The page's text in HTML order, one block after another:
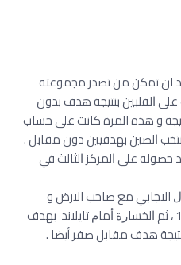
ان تمكن من تصدر مجموعته
ﺍﻟﻔﻠﺒﻴﻦ بنتيجة هدف بدون
و هذه المرة كانت ﻋﻠﻰ حساب
ﺍﻟﺼﻴﻦ بهدفيين دون مقابل .
حصوله على ﺍﻟﻤﺮﻛﺰ ﺍﻟﺜﺎﻟﺚ ﻓﻲ
الاجابي ﻣﻊ صاحب الارض و
الجمهور منتخب ﺍﻹﻣﺎﺭﺍﺕ ﺑﻨﺘﻴﺠﺔ 1/1 ، ﺛﻢ ﺍﻟﺨﺴﺎﺭﺓ ﺃﻣﺎﻡ ﺗﺎﻳﻼﻧﺪ بهدف
هدف مقابل صفر أيضا .